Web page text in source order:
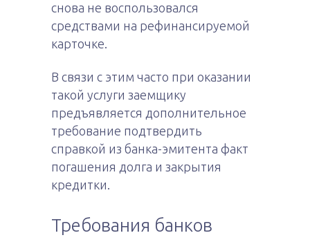
снова не воспользовался
средствами на рефинансируемой
карточке.
В связи с этим часто при оказании
такой услуги заемщику
предъявляется дополнительное
требование подтвердить
справкой из банка-эмитента факт
погашения долга и закрытия
кредитки.
Требования банков